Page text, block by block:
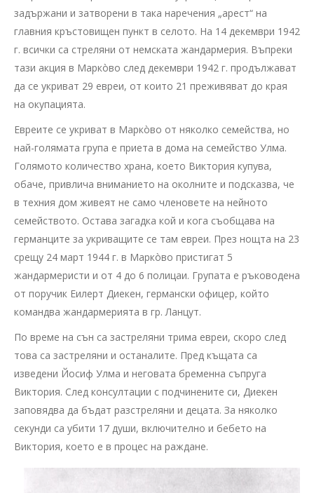
задържани и затворени в така наречения „арест“ на
главния кръстовищен пункт в селото. На 14 декември 1942
г. всички са стреляни от немската жандармерия. Въпреки
тази акция в Маркòво след декември 1942 г. продължават
да се укриват 29 евреи, от които 21 преживяват до края
на окупацията.
Евреите се укриват в Маркòво от няколко семейства, но
най-голямата група е приета в дома на семейство Улма.
Голямото количество храна, което Виктория купува,
обаче, привлича вниманието на околните и подсказва, че
в техния дом живеят не само членовете на нейното
семейството. Остава загадка кой и кога съобщава на
германците за укриващите се там евреи. През нощта на 23
срещу 24 март 1944 г. в Маркòво пристигат 5
жандармеристи и от 4 до 6 полицаи. Групата е ръководена
от поручик Еилерт Диекен, германски офицер, който
командва жандармерията в гр. Ланцут.
По време на сън са застреляни трима евреи, скоро след
това са застреляни и останалите. Пред къщата са
изведени Йосиф Улма и неговата бременна съпруга
Виктория. След консултации с подчинените си, Диекен
заповядва да бъдат разстреляни и децата. За няколко
секунди са убити 17 души, включително и бебето на
Виктория, което е в процес на раждане.